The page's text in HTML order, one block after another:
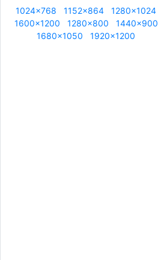
1024x768 1152x864
1280x1024
1600x1200
1280x800
1440x900
1680x1050
1920x1200